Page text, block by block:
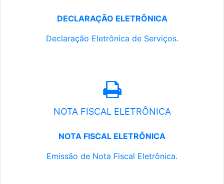
DECLARAÇÃO ELETRÔNICA
Declaração Eletrônica de Serviços.
NOTA FISCAL ELETRÔNICA
NOTA FISCAL ELETRÔNICA
Emissão de Nota Fiscal Eletrônica.